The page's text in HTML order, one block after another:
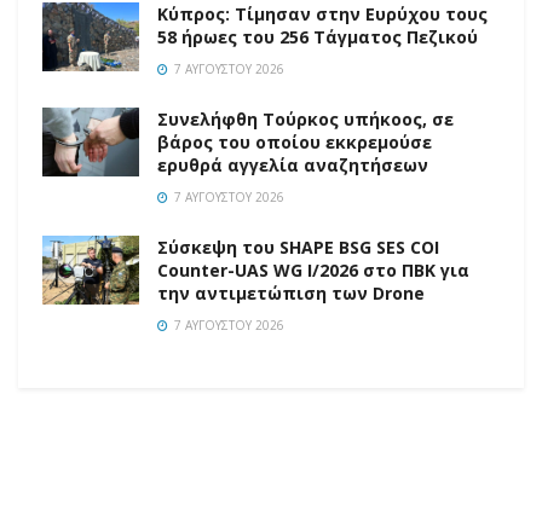
Κύπρος: Τίμησαν στην Ευρύχου τους
58 ήρωες του 256 Τάγματος Πεζικού
7 ΑΥΓΟΎΣΤΟΥ 2026
Συνελήφθη Τούρκος υπήκοος, σε
βάρος του οποίου εκκρεμούσε
ερυθρά αγγελία αναζητήσεων
7 ΑΥΓΟΎΣΤΟΥ 2026
Σύσκεψη του SHAPE BSG SES COI
Counter-UAS WG I/2026 στο ΠΒΚ για
την αντιμετώπιση των Drone
7 ΑΥΓΟΎΣΤΟΥ 2026